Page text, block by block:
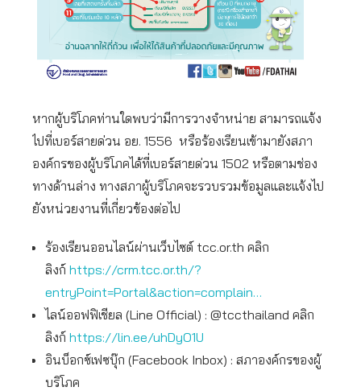
หากผู้บริโภคท่านใดพบว่ามีการวางจำหน่าย สามารถแจ้ง
ไปที่เบอร์สายด่วน อย. 1556 หรือร้องเรียนเข้ามายังสภา
องค์กรของผู้บริโภคได้ที่เบอร์สายด่วน 1502 หรือตามช่อง
ทางด้านล่าง ทางสภาผู้บริโภคจะรวบรวมข้อมูลและแจ้งไป
ยังหน่วยงานที่เกี่ยวข้องต่อไป
ร้องเรียนออนไลน์ผ่านเว็บไซต์ tcc.or.th คลิก
ลิงก์ https://crm.tcc.or.th/?
entryPoint=Portal&action=complain…
ไลน์ออฟฟิเชียล (Line Official) : @tccthailand คลิก
ลิงก์ https://lin.ee/uhDyO1U
อินบ็อกซ์เฟซบุ๊ก (Facebook Inbox) : สภาองค์กรของผู้
บริโภค